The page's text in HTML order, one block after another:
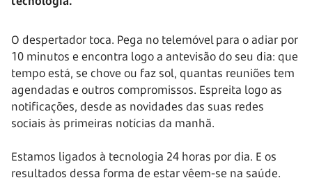
O despertador toca. Pega no telemóvel para o adiar por
10 minutos e encontra logo a antevisão do seu dia: que
tempo está, se chove ou faz sol, quantas reuniões tem
agendadas e outros compromissos. Espreita logo as
notificações, desde as novidades das suas redes
sociais às primeiras notícias da manhã.
Estamos ligados à tecnologia 24 horas por dia. E os
resultados dessa forma de estar vêem-se na saúde.